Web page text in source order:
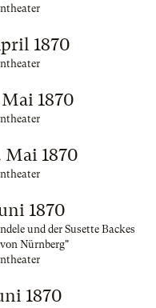
1870
1870
Mai 1870
1870
und der Susette Backes
Nürnberg"
1870